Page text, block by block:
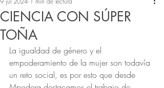
CIENCIA CON SÚPER
TOÑA
La igualdad de género y el
empoderamiento de la mujer son todavía
un reto social, es por esto que desde